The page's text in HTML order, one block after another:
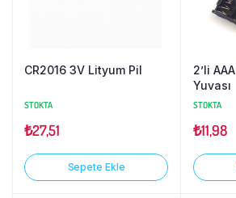
CR2016 3V Lityum Pil
STOKTA
₺27,51
Sepete Ekle
2’li
Yuvası
STOKTA
₺11,98